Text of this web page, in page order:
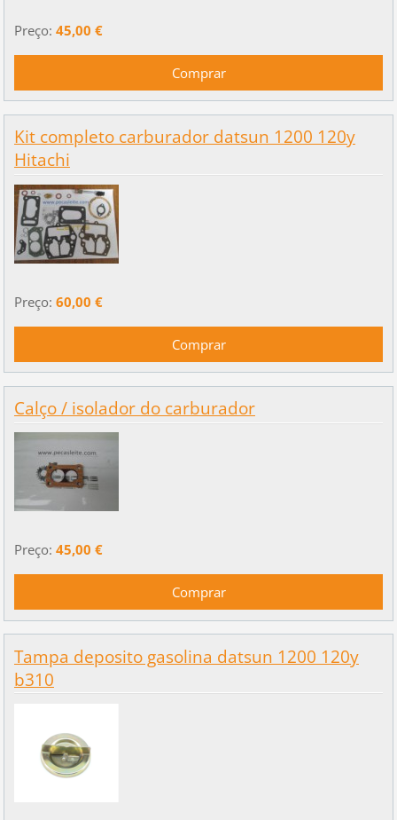
Preço: 45,00 €
Kit completo carburador datsun 1200 120y
Hitachi
Preço: 60,00 €
Calço / isolador do carburador
Preço: 45,00 €
Tampa deposito gasolina datsun 1200 120y
b310